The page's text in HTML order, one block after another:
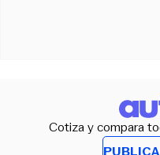
Cotiza y compara